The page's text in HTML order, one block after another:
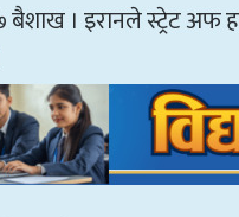
बैशाख । इरानले स्ट्रेट अफ